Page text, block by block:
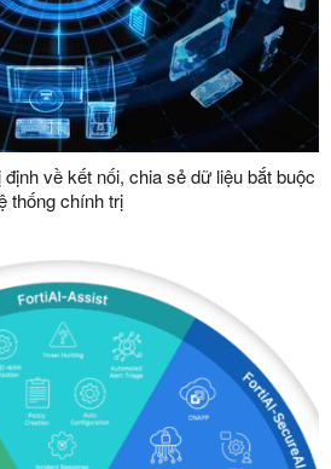
về kết nối, chia sẻ dữ liệu bắt buộc
thống chính trị